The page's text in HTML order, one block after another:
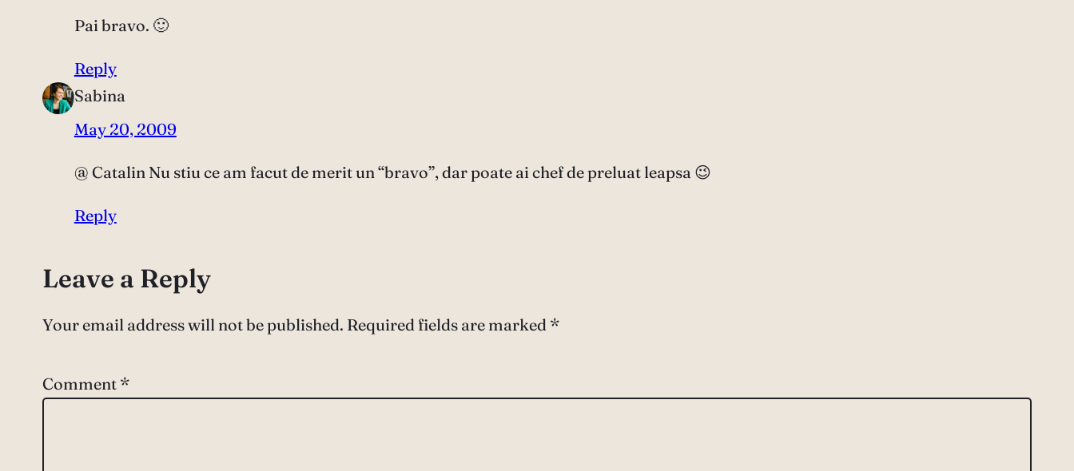
Pai bravo. 🙂
Reply
Sabina
May 20, 2009
@ Catalin Nu stiu ce am facut de merit un “bravo”, dar poate ai chef de preluat leapsa 😉
Reply
Leave a Reply
Your email address will not be published. Required fields are marked *
Comment *